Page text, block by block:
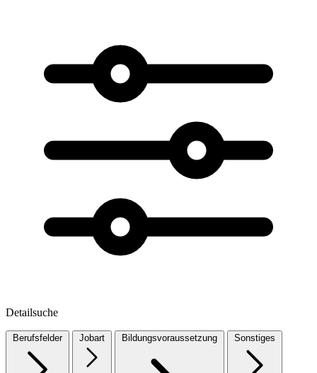
Detailsuche
Berufsfelder Jobart Bildungsvoraussetzung Sonstiges